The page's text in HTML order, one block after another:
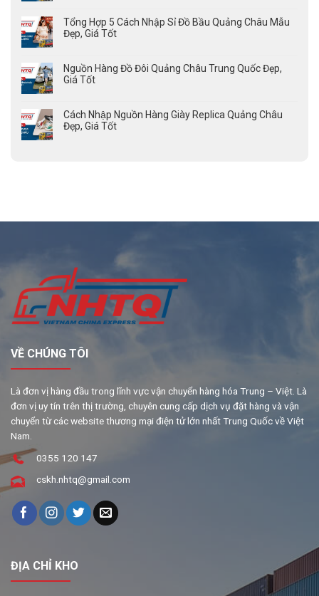
Tổng Hợp 5 Cách Nhập Sỉ Đồ Bầu Quảng Châu Mẫu
Đẹp, Giá Tốt
Nguồn Hàng Đồ Đôi Quảng Châu Trung Quốc Đẹp,
Giá Tốt
Cách Nhập Nguồn Hàng Giày Replica Quảng Châu
Đẹp, Giá Tốt
VỀ CHÚNG TÔI
Là đơn vị hàng đầu trong lĩnh vực vận chuyển hàng hóa Trung – Việt. Là
đơn vị uy tín trên thị trường, chuyên cung cấp dịch vụ đặt hàng và vận
chuyển từ các website thương mại điện tử lớn nhất Trung Quốc về Việt
Nam.
0355 120 147
cskh.nhtq@gmail.com
ĐỊA CHỈ KHO